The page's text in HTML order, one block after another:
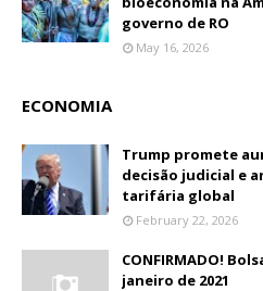
governo de RO
May 16, 2026
ECONOMIA
Trump promete
decisão judicial e
tarifária global
February 22, 2026
CONFIRMADO!
janeiro de 2021